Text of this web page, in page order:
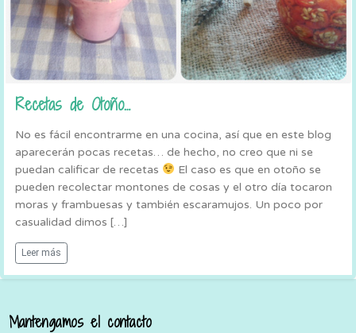
Recetas de Otoño…
No es fácil encontrarme en una cocina, así que en este blog
aparecerán pocas recetas… de hecho, no creo que ni se
puedan calificar de recetas
El caso es que en otoño se
pueden recolectar montones de cosas y el otro día tocaron
moras y frambuesas y también escaramujos. Un poco por
casualidad dimos […]
Leer más
Mantengamos el contacto